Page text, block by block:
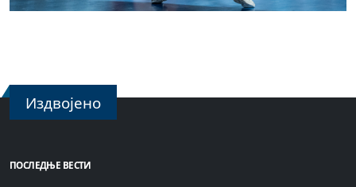
Издвојено
ПОСЛЕДЊЕ ВЕСТИ